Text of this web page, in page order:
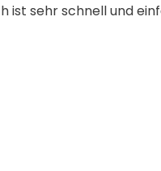
ist sehr schnell und